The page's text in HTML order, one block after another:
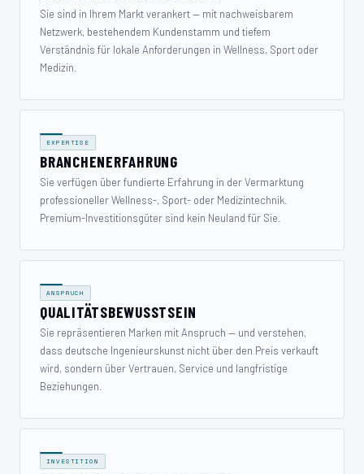
Sie sind in Ihrem Markt verankert — mit nachweisbarem
Netzwerk, bestehendem Kundenstamm und tiefem
Verständnis für lokale Anforderungen in Wellness, Sport oder
Medizin.
EXPERTISE
BRANCHEN­ERFAHRUNG
Sie verfügen über fundierte Erfahrung in der Vermarktung
professioneller Wellness-, Sport- oder Medizintechnik.
Premium-Investitionsgüter sind kein Neuland für Sie.
ANSPRUCH
QUALITÄTS­BEWUSSTSEIN
Sie repräsentieren Marken mit Anspruch — und verstehen,
dass deutsche Ingenieurskunst nicht über den Preis verkauft
wird, sondern über Vertrauen, Service und langfristige
Beziehungen.
INVESTITION